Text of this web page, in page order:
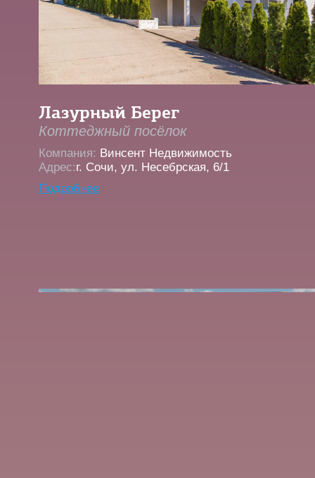
Лазурный Берег
Коттеджный посёлок
Компания: Винсент Недвижимость
Адрес:г. Сочи, ул. Несебрская, 6/1
Подробнее